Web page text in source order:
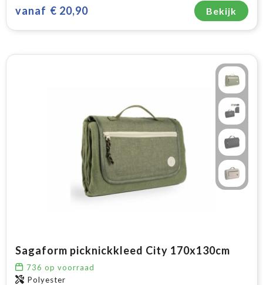
vanaf € 20,90 Bekijk
Sagaform picknickkleed City 170x130cm
736 op voorraad
Polyester